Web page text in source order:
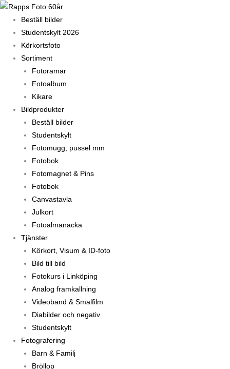
Hoppa
innehåll
Beställ bilder
Studentskylt 2026
Körkortsfoto
Sortiment
Fotoramar
Fotoalbum
Kikare
Bildprodukter
Beställ bilder
Studentskylt
Fotomugg, pussel mm
Fotobok
Fotomagnet & Pins
Fotobok
Canvastavla
Julkort
Fotoalmanacka
Tjänster
Körkort, Visum & ID-foto
Bild till bild
Fotokurs i Linköping
Analog framkallning
Videoband & Smalfilm
Diabilder och negativ
Studentskylt
Fotografering
Barn & Familj
Bröllop